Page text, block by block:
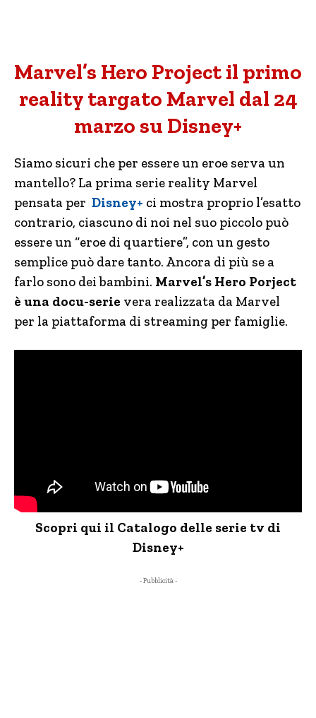
Marvel’s Hero Project il primo
reality targato Marvel dal 24
marzo su Disney+
Siamo sicuri che per essere un eroe serva un
mantello? La prima serie reality Marvel
pensata per Disney+ ci mostra proprio l’esatto
contrario, ciascuno di noi nel suo piccolo può
essere un “eroe di quartiere”, con un gesto
semplice può dare tanto. Ancora di più se a
farlo sono dei bambini. Marvel’s Hero Porject
è una docu-serie vera realizzata da Marvel
per la piattaforma di streaming per famiglie.
Scopri qui il Catalogo delle serie tv di
Disney+
- Pubblicità -